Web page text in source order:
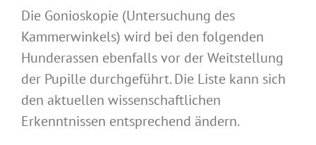
Die Gonioskopie (Untersuchung des
Kammerwinkels) wird bei den folgenden
Hunderassen ebenfalls vor der Weitstellung
der Pupille durchgeführt. Die Liste kann sich
den aktuellen wissenschaftlichen
Erkenntnissen entsprechend ändern.